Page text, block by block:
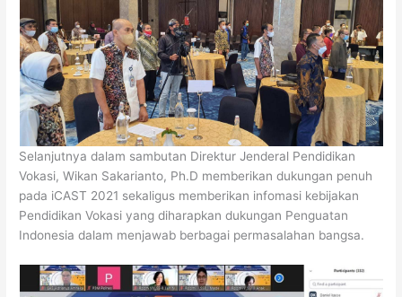
Selanjutnya dalam sambutan Direktur Jenderal Pendidikan
Vokasi, Wikan Sakarianto, Ph.D memberikan dukungan penuh
pada iCAST 2021 sekaligus memberikan infomasi kebijakan
Pendidikan Vokasi yang diharapkan dukungan Penguatan
Indonesia dalam menjawab berbagai permasalahan bangsa.